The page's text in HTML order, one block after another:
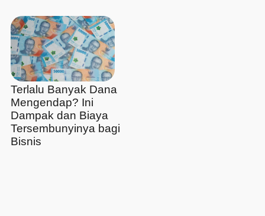
Terlalu Banyak Dana
Mengendap? Ini
Dampak dan Biaya
Tersembunyinya bagi
Bisnis